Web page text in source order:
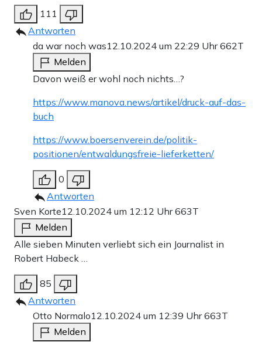
111
Antworten
da war noch was12.10.2024 um 22:29 Uhr662T
Melden
Davon weiß er wohl noch nichts…?
https://www.manova.news/artikel/druck-auf-das-
buch
https://www.boersenverein.de/politik-
positionen/entwaldungsfreie-lieferketten/
0
Antworten
Sven Korte12.10.2024 um 12:12 Uhr663T
Melden
Alle sieben Minuten verliebt sich ein Journalist in
Robert Habeck …
85
Antworten
Otto Normalo12.10.2024 um 12:39 Uhr663T
Melden